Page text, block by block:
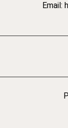
Email: